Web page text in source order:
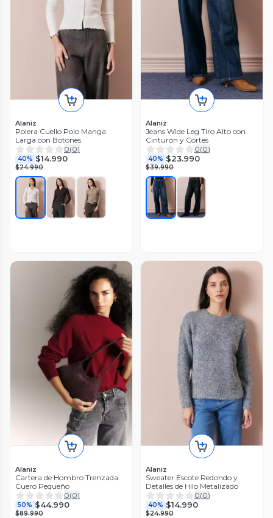
Alaniz
Polera Cuello Polo Manga
Larga con Botones
0(0)
40% $14.990
$24.990
Alaniz
Jeans Wide Leg Tiro Alto con
Cinturón y Cortes
0(0)
40% $23.990
$39.990
Alaniz
Cartera de Hombro Trenzada
Cuero Pequeño
0(0)
50% $44.990
$89.990
Alaniz
Sweater Escote Redondo y
Detalles de Hilo Metalizado
0(0)
40% $14.990
$24.990